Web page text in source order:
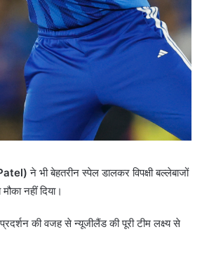
ने भी बेहतरीन स्पेल डालकर विपक्षी बल्लेबाजों
नहीं दिया।
की वजह से न्यूजीलैंड की पूरी टीम लक्ष्य से